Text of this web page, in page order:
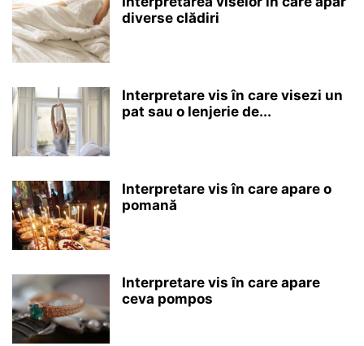
diverse clădiri
Interpretare vis în care visezi un
pat sau o lenjerie de...
Interpretare vis în care apare o
pomană
Interpretare vis în care apare
ceva pompos